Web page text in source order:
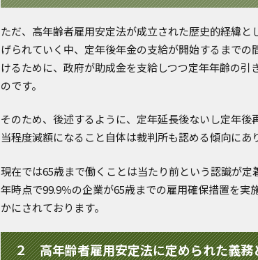
ただ、高年齢者雇用安定法が成立された歴史的経緯
げられていく中、定年後年金の支給が開始するまで
けるために、政府が助成金を支給しつつ定年年齢の
のです。
そのため、後述するように、定年延長後ないし定年
当程度減額になること自体は裁判所も認める傾向にあ
現在では65歳まで働くことは当たり前という認識が
年時点で99.9％の企業が65歳までの雇用確保措置を
かにされております。
２ 高年齢者雇用安定法に定められた義務